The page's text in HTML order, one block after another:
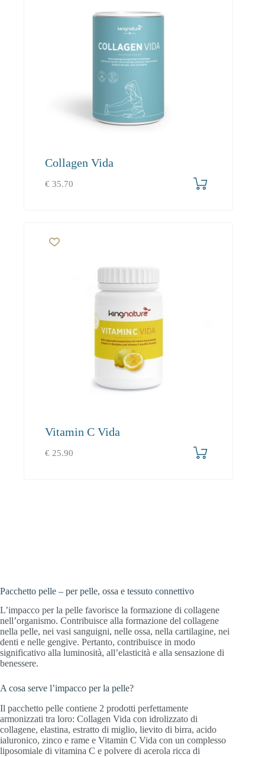
Collagen Vida
€ 35.70
Vitamin C Vida
€ 25.90
Pacchetto pelle – per pelle, ossa e tessuto connettivo
L’impacco per la pelle favorisce la formazione di collagene
nell’organismo. Contribuisce alla formazione del collagene
nella pelle, nei vasi sanguigni, nelle ossa, nella cartilagine, nei
denti e nelle gengive. Pertanto, contribuisce in modo
significativo alla luminosità, all’elasticità e alla sensazione di
benessere.
A cosa serve l’impacco per la pelle?
Il pacchetto pelle contiene 2 prodotti perfettamente
armonizzati tra loro: Collagen Vida con idrolizzato di
collagene, elastina, estratto di miglio, lievito di birra, acido
ialuronico, zinco e rame e Vitamin C Vida con un complesso
liposomiale di vitamina C e polvere di acerola ricca di